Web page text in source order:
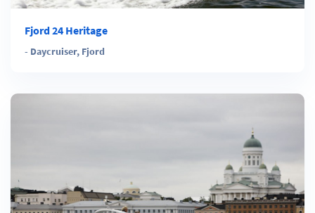
Fjord 24 Heritage
- Daycruiser, Fjord